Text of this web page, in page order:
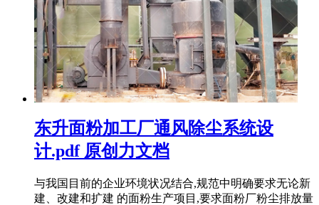
东升面粉加工厂通风除尘系统设
计.pdf 原创力文档
与我国目前的企业环境状况结合,规范中明确要求无论新
建、改建和扩建 的面粉生产项目,要求面粉厂粉尘排放量